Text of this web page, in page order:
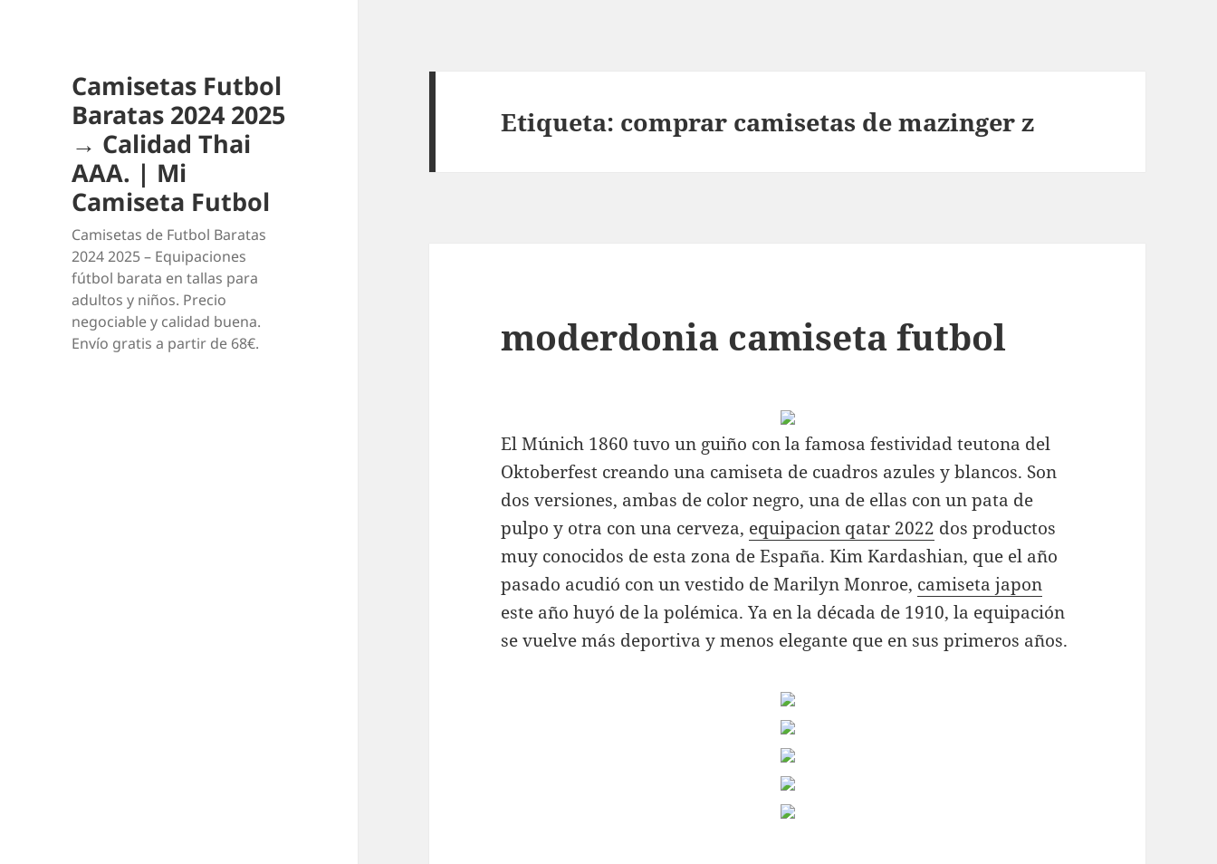
Camisetas Futbol
Baratas 2024 2025
→ Calidad Thai
AAA. | Mi
Camiseta Futbol
Camisetas de Futbol Baratas
2024 2025 – Equipaciones
fútbol barata en tallas para
adultos y niños. Precio
negociable y calidad buena.
Envío gratis a partir de 68€.
Etiqueta: comprar camisetas de mazinger z
moderdonia camiseta futbol
El Múnich 1860 tuvo un guiño con la famosa festividad teutona del
Oktoberfest creando una camiseta de cuadros azules y blancos. Son
dos versiones, ambas de color negro, una de ellas con un pata de
pulpo y otra con una cerveza, equipacion qatar 2022 dos productos
muy conocidos de esta zona de España. Kim Kardashian, que el año
pasado acudió con un vestido de Marilyn Monroe, camiseta japon
este año huyó de la polémica. Ya en la década de 1910, la equipación
se vuelve más deportiva y menos elegante que en sus primeros años.